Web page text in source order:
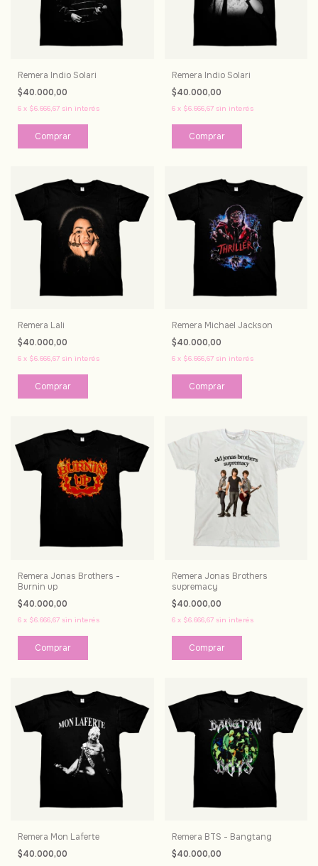
Remera Indio Solari
$40.000,00
6 x $6.666,67 sin interés
Comprar
Remera Indio Solari
$40.000,00
6 x $6.666,67 sin interés
Comprar
Remera Lali
$40.000,00
6 x $6.666,67 sin interés
Comprar
Remera Michael Jackson
$40.000,00
6 x $6.666,67 sin interés
Comprar
Remera Jonas Brothers -
Burnin up
$40.000,00
6 x $6.666,67 sin interés
Comprar
Remera Jonas Brothers
supremacy
$40.000,00
6 x $6.666,67 sin interés
Comprar
Remera Mon Laferte
$40.000,00
Remera BTS - Bangtang
$40.000,00